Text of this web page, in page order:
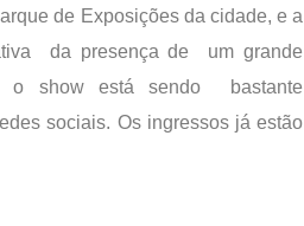
de Exposições da cidade, e a
da presença de um grande
o show está sendo bastante
sociais. Os ingressos já estão